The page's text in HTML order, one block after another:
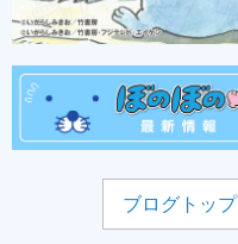
ブログトップ